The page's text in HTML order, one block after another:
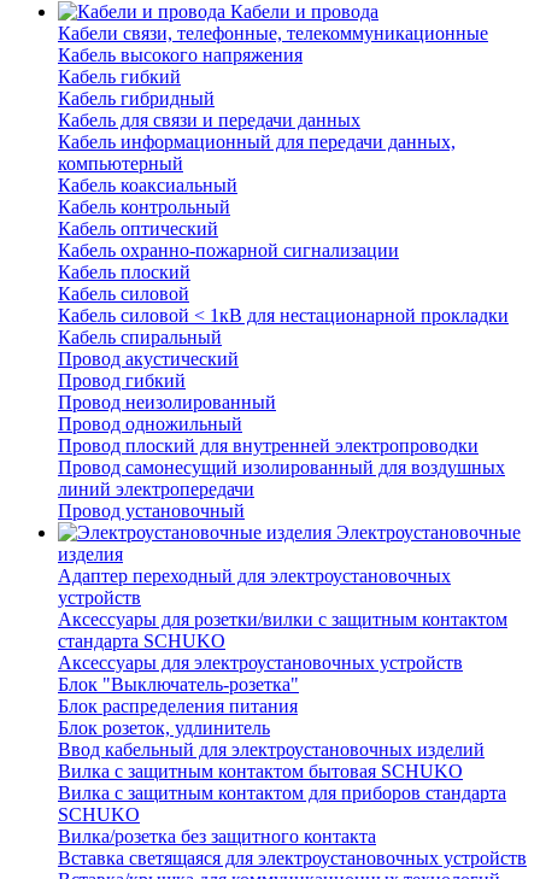
Кабели и провода
Кабели связи, телефонные, телекоммуникационные
Кабель высокого напряжения
Кабель гибкий
Кабель гибридный
Кабель для связи и передачи данных
Кабель информационный для передачи данных,
компьютерный
Кабель коаксиальный
Кабель контрольный
Кабель оптический
Кабель охранно-пожарной сигнализации
Кабель плоский
Кабель силовой
Кабель силовой < 1кВ для нестационарной прокладки
Кабель спиральный
Провод акустический
Провод гибкий
Провод неизолированный
Провод одножильный
Провод плоский для внутренней электропроводки
Провод самонесущий изолированный для воздушных
линий электропередачи
Провод установочный
Электроустановочные
изделия
Адаптер переходный для электроустановочных
устройств
Аксессуары для розетки/вилки с защитным контактом
стандарта SCHUKO
Аксессуары для электроустановочных устройств
Блок "Выключатель-розетка"
Блок распределения питания
Блок розеток, удлинитель
Ввод кабельный для электроустановочных изделий
Вилка с защитным контактом бытовая SCHUKO
Вилка с защитным контактом для приборов стандарта
SCHUKO
Вилка/розетка без защитного контакта
Вставка светящаяся для электроустановочных устройств